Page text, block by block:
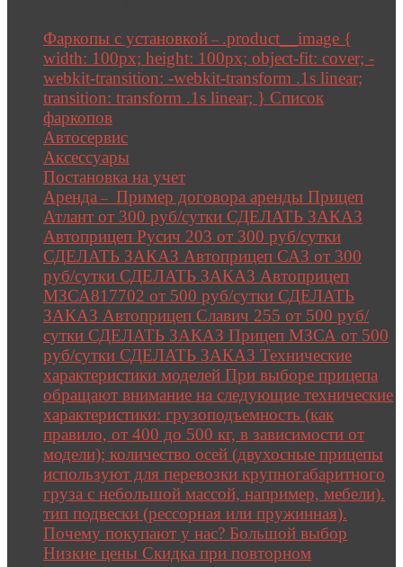
Фаркопы с установкой – .product__image {
width: 100px; height: 100px; object-fit: cover; -
webkit-transition: -webkit-transform .1s linear;
transition: transform .1s linear; } Список
фаркопов
Автосервис
Аксессуары
Постановка на учет
Аренда – Пример договора аренды Прицеп
Атлант от 300 руб/сутки СДЕЛАТЬ ЗАКАЗ
Автоприцеп Русич 203 от 300 руб/сутки
СДЕЛАТЬ ЗАКАЗ Автоприцеп САЗ от 300
руб/сутки СДЕЛАТЬ ЗАКАЗ Автоприцеп
МЗСА817702 от 500 руб/сутки СДЕЛАТЬ
ЗАКАЗ Автоприцеп Славич 255 от 500 руб/
сутки СДЕЛАТЬ ЗАКАЗ Прицеп МЗСА от 500
руб/сутки СДЕЛАТЬ ЗАКАЗ Технические
характеристики моделей При выборе прицепа
обращают внимание на следующие технические
характеристики: грузоподъемность (как
правило, от 400 до 500 кг, в зависимости от
модели); количество осей (двухосные прицепы
используют для перевозки крупногабаритного
груза с небольшой массой, например, мебели).
тип подвески (рессорная или пружинная).
Почему покупают у нас? Большой выбор
Низкие цены Скидка при повторном